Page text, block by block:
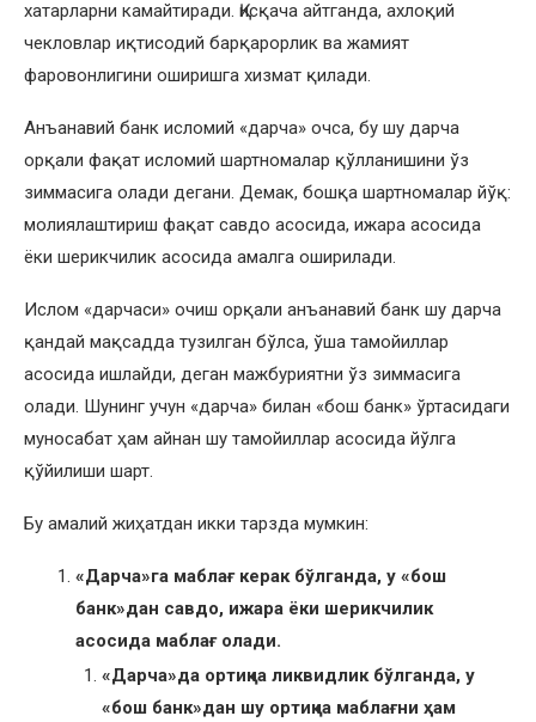
хатарларни камайтиради. Қисқача айтганда, ахлоқий
чекловлар иқтисодий барқарорлик ва жамият
фаровонлигини оширишга хизмат қилади.
Анъанавий банк исломий «дарча» очса, бу шу дарча
орқали фақат исломий шартномалар қўлланишини ўз
зиммасига олади дегани. Демак, бошқа шартномалар йўқ:
молиялаштириш фақат савдо асосида, ижара асосида
ёки шерикчилик асосида амалга оширилади.
Ислом «дарчаси» очиш орқали анъанавий банк шу дарча
қандай мақсадда тузилган бўлса, ўша тамойиллар
асосида ишлайди, деган мажбуриятни ўз зиммасига
олади. Шунинг учун «дарча» билан «бош банк» ўртасидаги
муносабат ҳам айнан шу тамойиллар асосида йўлга
қўйилиши шарт.
Бу амалий жиҳатдан икки тарзда мумкин:
«Дарча»га маблағ керак бўлганда, у «бош
банк»дан савдо, ижара ёки шерикчилик
асосида маблағ олади.
«Дарча»да ортиқча ликвидлик бўлганда, у
«бош банк»дан шу ортиқча маблағни ҳам